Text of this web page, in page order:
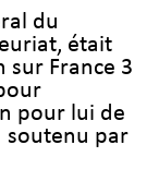
du
était
sur France 3
pour lui de
soutenu par